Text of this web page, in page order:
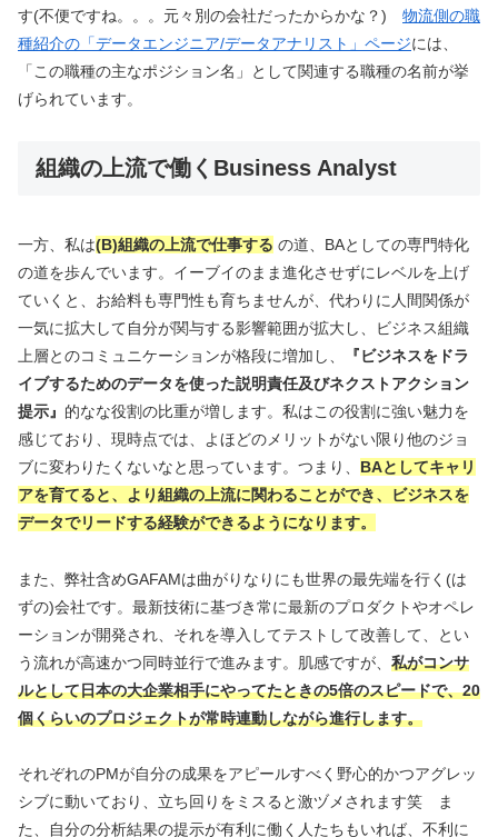
す(不便ですね。。。元々別の会社だったからかな？) 物流側の職
種紹介の「データエンジニア/データアナリスト」ページには、
「この職種の主なポジション名」として関連する職種の名前が挙
げられています。
組織の上流で働くBusiness Analyst
一方、私は(B)組織の上流で仕事する の道、BAとしての専門特化
の道を歩んでいます。イーブイのまま進化させずにレベルを上げ
ていくと、お給料も専門性も育ちませんが、代わりに人間関係が
一気に拡大して自分が関与する影響範囲が拡大し、ビジネス組織
上層とのコミュニケーションが格段に増加し、
『ビジネスをドラ
イブするためのデータを使った説明責任及びネクストアクション
提示』 的なな役割の比重が増します。私はこの役割に強い魅力を
感じており、現時点では、よほどのメリットがない限り他のジョ
ブに変わりたくないなと思っています。つまり、 BAとしてキャリ
アを育てると、より組織の上流に関わることができ、ビジネスを
データでリードする経験ができるようになります。
また、弊社含めGAFAMは曲がりなりにも世界の最先端を行く(は
ずの)会社です。最新技術に基づき常に最新のプロダクトやオペレ
ーションが開発され、それを導入してテストして改善して、とい
う流れが高速かつ同時並行で進みます。肌感ですが、 私がコンサ
ルとして日本の大企業相手にやってたときの5倍のスピードで、20
個くらいのプロジェクトが常時連動しながら進行します。
それぞれのPMが自分の成果をアピールすべく野心的かつアグレッ
シブに動いており、立ち回りをミスると激ヅメされます笑 ま
た、自分の分析結果の提示が有利に働く人たちもいれば、不利に